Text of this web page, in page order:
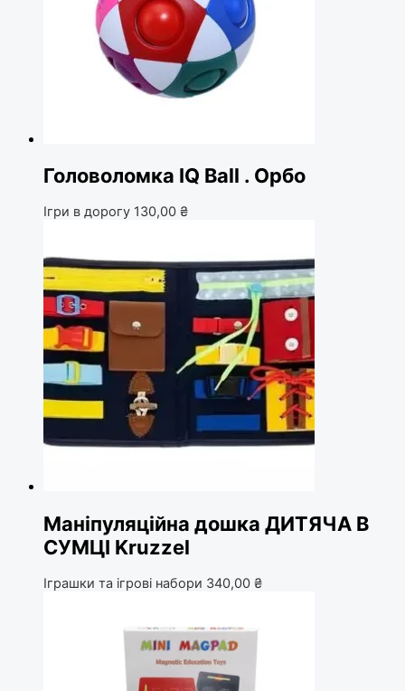
Головоломка IQ Ball . Орбо
Ігри в дорогу 130,00 ₴
Маніпуляційна дошка ДИТЯЧА В
СУМЦІ Kruzzel
Іграшки та ігрові набори 340,00 ₴